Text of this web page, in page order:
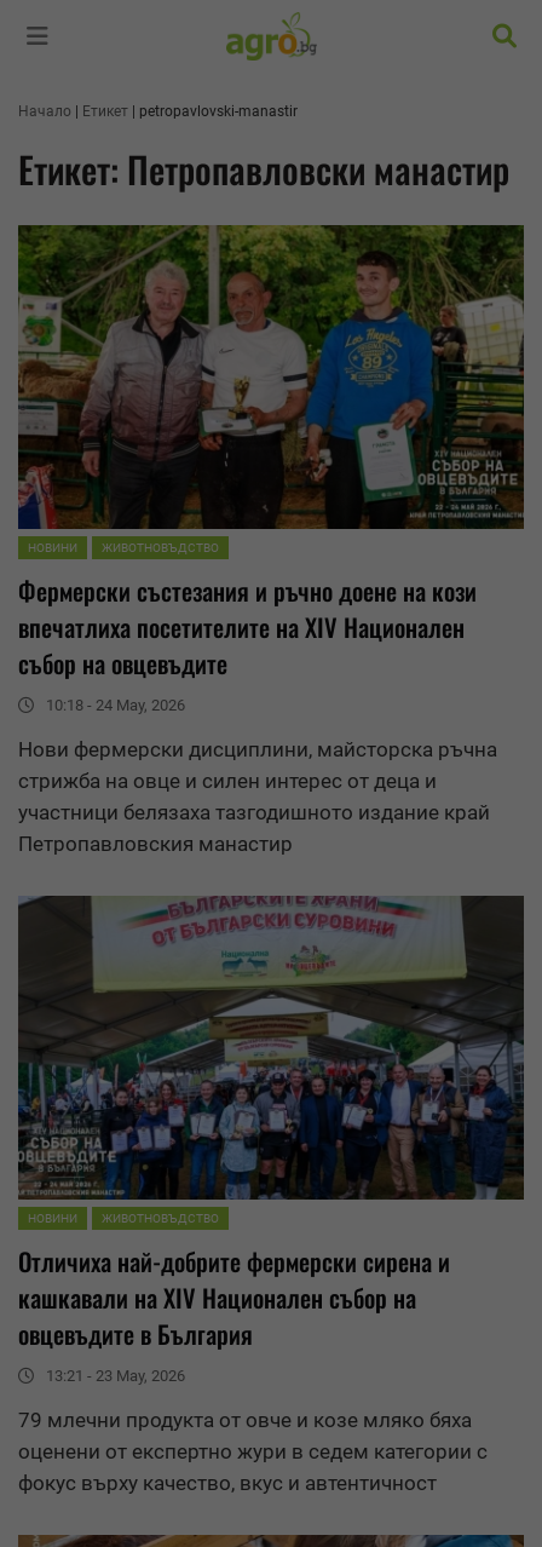
Начало Етикет petropavlovski-manastir
Етикет: Петропавловски манастир
НОВИНИ ЖИВОТНОВЪДСТВО
Фермерски състезания и ръчно доене на кози
впечатлиха посетителите на XIV Национален
събор на овцевъдите
10:18 - 24 May, 2026
Нови фермерски дисциплини, майсторска ръчна
стрижба на овце и силен интерес от деца и
участници белязаха тазгодишното издание край
Петропавловския манастир
НОВИНИ ЖИВОТНОВЪДСТВО
Отличиха най-добрите фермерски сирена и
кашкавали на XIV Национален събор на
овцевъдите в България
13:21 - 23 May, 2026
79 млечни продукта от овче и козе мляко бяха
оценени от експертно жури в седем категории с
фокус върху качество, вкус и автентичност